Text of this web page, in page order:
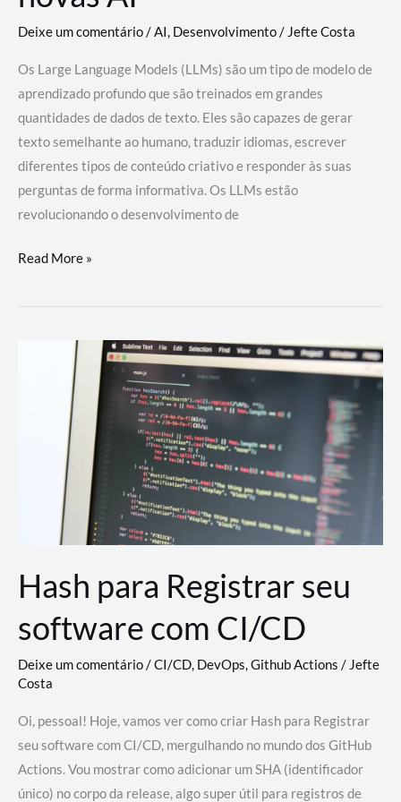
Deixe um comentário/AI, Desenvolvimento/ Jefte Costa
Os Large Language Models (LLMs) são um tipo de modelo de
aprendizado profundo que são treinados em grandes
quantidades de dados de texto. Eles são capazes de gerar
texto semelhante ao humano, traduzir idiomas, escrever
diferentes tipos de conteúdo criativo e responder às suas
perguntas de forma informativa. Os LLMs estão
revolucionando o desenvolvimento de
Large
Models
revolucionando
desenvolvimento
Read More »
Hash para Registrar seu
software com CI/CD
Deixe um comentário/CI/CD, DevOps,Github Actions /Jefte
Costa
Oi, pessoal! Hoje, vamos ver como criar Hash para Registrar
seu software com CI/CD, mergulhando no mundo dos GitHub
Actions. Vou mostrar como adicionar um SHA (identificador
único) no corpo da release, algo super útil para registros de